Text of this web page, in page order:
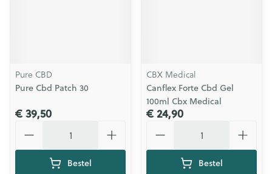
Pure CBD
Pure Cbd Patch 30
€ 39,50
Bestel
CBX Medical
Canflex Forte Cbd Gel
100ml Cbx Medical
€ 24,90
Bestel